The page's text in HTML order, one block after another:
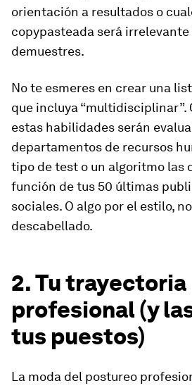
orientación a resultados o
copypasteada será
demuestres.
No te esmeres en crear una
que incluya “multidisciplinar”.
estas habilidades serán
departamentos de recursos
tipo de test o un algoritmo las
función de tus 50 últimas
sociales. O algo por el estilo,
descabellado.
2. Tu trayectoria
profesional (y
tus puestos)
La moda del postureo